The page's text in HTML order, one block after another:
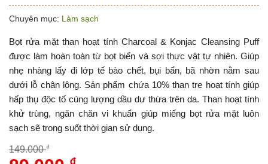
Chuyên mục: Làm sạch
Bọt rửa mặt than hoạt tính Charcoal & Konjac Cleansing Puff
được làm hoàn toàn từ bọt biển và sợi thực vật tự nhiên. Giúp
nhẹ nhàng lấy đi lớp tế bào chết, bụi bẩn, bã nhờn nằm sau
dưới lỗ chân lông. Sản phẩm chứa 10% than tre hoạt tính giúp
hấp thụ độc tố cùng lượng dầu dư thừa trên da. Than hoạt tính
khử trùng, ngăn chăn vi khuẩn giúp miếng bọt rửa mặt luôn
sạch sẽ trong suốt thời gian sử dụng.
149.000₫